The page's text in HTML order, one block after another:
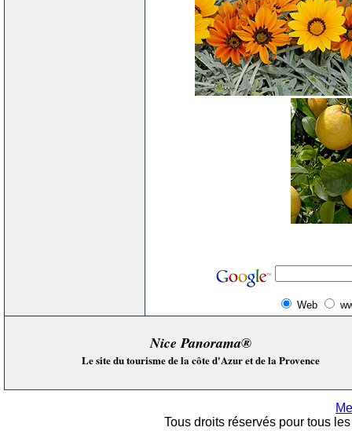
Web
Nice Panorama®
Le site du tourisme de la côte d'Azur et de la Provence
Tous droits réservés pour tous